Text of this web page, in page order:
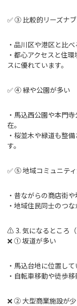
✅ ③ 比較的リーズナ
・品川区や港区と比
・都心アクセスと住
スに優れています。
✅ ④ 緑や公園が多い
・馬込西公園や本門
在。
・桜並木や緑道も整
す。
✅ ⑤ 地域コミュニテ
・昔ながらの商店街
・地域住民同士のつ
⚠️ 3. 気になるところ（
❌ ① 坂道が多い
・馬込台地に位置し
・自転車移動や徒歩
❌ ② 大型商業施設が